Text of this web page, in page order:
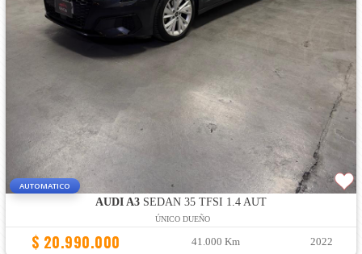
AUTOMATICO
AUDI A3SEDAN 35 TFSI 1.4 AUT
ÚNICO DUEÑO
$ 20.990.000 41.000 Km 2022